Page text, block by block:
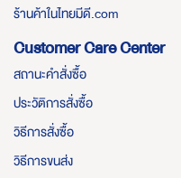
ร้านค้าในไทยมีดี.com
Customer Care Center
สถานะคำสั่งซื้อ
ประวัติการสั่งซื้อ
วิธีการสั่งซื้อ
วิธีการขนส่ง